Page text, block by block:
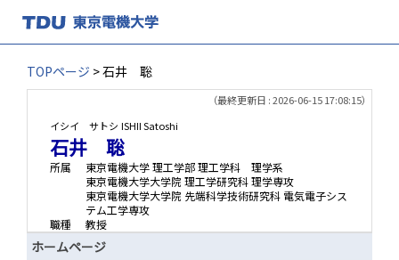
TOPページ > 石井 聡
（最終更新日 : 2026-06-15 17:08:15）
イシイ サトシ ISHII Satoshi
石井 聡
所属
東京電機大学 理工学部 理工学科 理学系
東京電機大学大学院 理工学研究科 理学専攻
東京電機大学大学院 先端科学技術研究科 電気電子シス
テム工学専攻
職種
教授
ホームページ